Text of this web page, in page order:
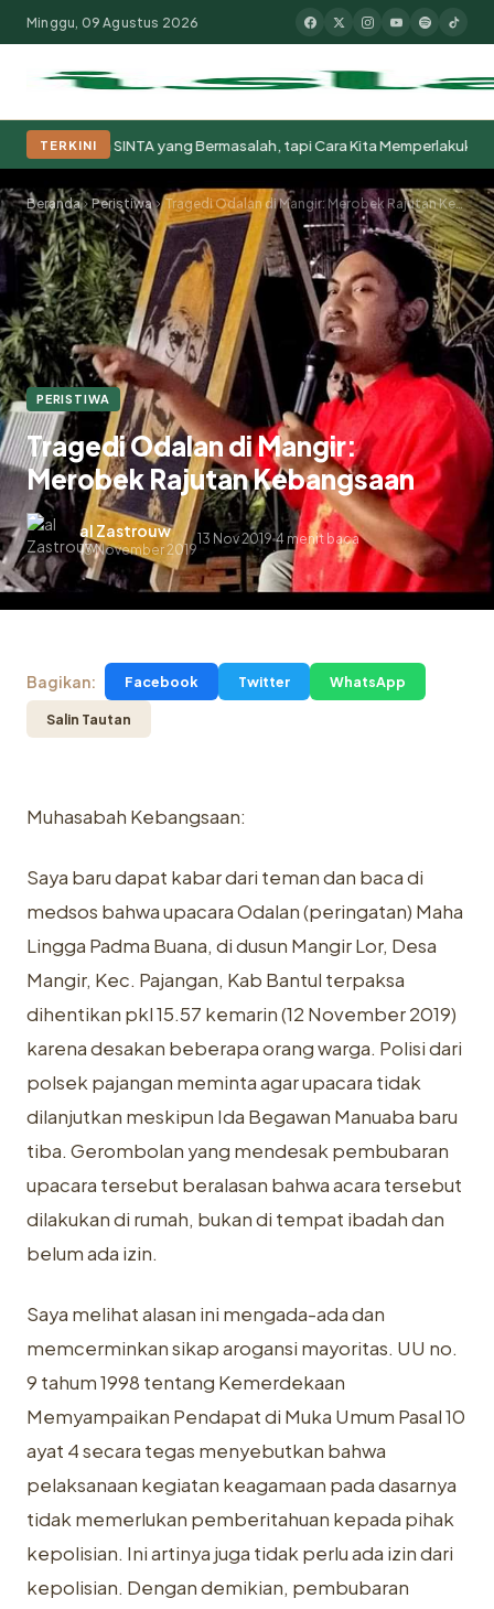
Populer:Moderasi BeragamaKhutbah JumatPesantrenTokoh
Minggu, 09 Agustus 2026
TERKINI
Bukan SINTA yang Bermasalah, tapi Cara Kita Memperlakukannya◆
Beranda Peristiwa Tragedi Odalan di Mangir: Merobek Rajutan Kebangsaan
PERISTIWA
Tragedi Odalan di Mangir:
Merobek Rajutan Kebangsaan
al Zastrouw
13 November 2019
13 Nov 2019.4 menit baca
Bagikan: Facebook Twitter WhatsApp
Salin Tautan
Muhasabah Kebangsaan:
Saya baru dapat kabar dari teman dan baca di
medsos bahwa upacara Odalan (peringatan) Maha
Lingga Padma Buana, di dusun Mangir Lor, Desa
Mangir, Kec. Pajangan, Kab Bantul terpaksa
dihentikan pkl 15.57 kemarin (12 November 2019)
karena desakan beberapa orang warga. Polisi dari
polsek pajangan meminta agar upacara tidak
dilanjutkan meskipun Ida Begawan Manuaba baru
tiba. Gerombolan yang mendesak pembubaran
upacara tersebut beralasan bahwa acara tersebut
dilakukan di rumah, bukan di tempat ibadah dan
belum ada izin.
Saya melihat alasan ini mengada-ada dan
memcerminkan sikap arogansi mayoritas. UU no.
9 tahum 1998 tentang Kemerdekaan
Memyampaikan Pendapat di Muka Umum Pasal 10
ayat 4 secara tegas menyebutkan bahwa
pelaksanaan kegiatan keagamaan pada dasarnya
tidak memerlukan pemberitahuan kepada pihak
kepolisian. Ini artinya juga tidak perlu ada izin dari
kepolisian. Dengan demikian, pembubaran